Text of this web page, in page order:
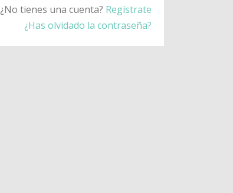
¿No tienes una cuenta? Regístrate
¿Has olvidado la contraseña?